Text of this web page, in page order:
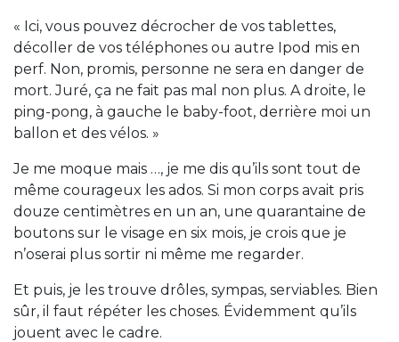
« Ici, vous pouvez décrocher de vos tablettes,
décoller de vos téléphones ou autre Ipod mis en
perf. Non, promis, personne ne sera en danger de
mort. Juré, ça ne fait pas mal non plus. A droite, le
ping-pong, à gauche le baby-foot, derrière moi un
ballon et des vélos. »
Je me moque mais …, je me dis qu’ils sont tout de
même courageux les ados. Si mon corps avait pris
douze centimètres en un an, une quarantaine de
boutons sur le visage en six mois, je crois que je
n’oserai plus sortir ni même me regarder.
Et puis, je les trouve drôles, sympas, serviables. Bien
sûr, il faut répéter les choses. Évidemment qu’ils
jouent avec le cadre.